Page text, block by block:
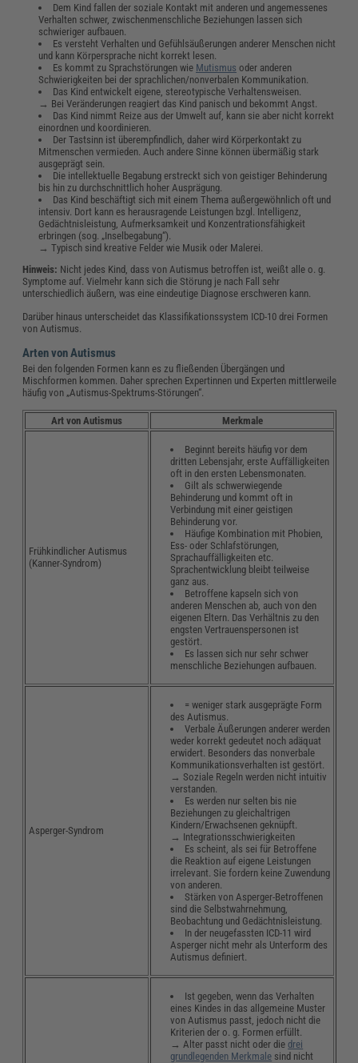
Dem Kind fallen der soziale Kontakt mit anderen und angemessenes
Verhalten schwer, zwischenmenschliche Beziehungen lassen sich
schwieriger aufbauen.
Es versteht Verhalten und Gefühlsäußerungen anderer Menschen nicht
und kann Körpersprache nicht korrekt lesen.
Es kommt zu Sprachstörungen wie Mutismus oder anderen
Schwierigkeiten bei der sprachlichen/nonverbalen Kommunikation.
Das Kind entwickelt eigene, stereotypische Verhaltensweisen.
→ Bei Veränderungen reagiert das Kind panisch und bekommt Angst.
Das Kind nimmt Reize aus der Umwelt auf, kann sie aber nicht korrekt
einordnen und koordinieren.
Der Tastsinn ist überempfindlich, daher wird Körperkontakt zu
Mitmenschen vermieden. Auch andere Sinne können übermäßig stark
ausgeprägt sein.
Die intellektuelle Begabung erstreckt sich von geistiger Behinderung
bis hin zu durchschnittlich hoher Ausprägung.
Das Kind beschäftigt sich mit einem Thema außergewöhnlich oft und
intensiv. Dort kann es herausragende Leistungen bzgl. Intelligenz,
Gedächtnisleistung, Aufmerksamkeit und Konzentrationsfähigkeit
erbringen (sog. „Inselbegabung“).
→ Typisch sind kreative Felder wie Musik oder Malerei.
Hinweis: Nicht jedes Kind, dass von Autismus betroffen ist, weißt alle o. g.
Symptome auf. Vielmehr kann sich die Störung je nach Fall sehr
unterschiedlich äußern, was eine eindeutige Diagnose erschweren kann.
Darüber hinaus unterscheidet das Klassifikationssystem ICD-10 drei Formen
von Autismus.
Arten von Autismus
Bei den folgenden Formen kann es zu fließenden Übergängen und
Mischformen kommen. Daher sprechen Expertinnen und Experten mittlerweile
häufig von „Autismus-Spektrums-Störungen“.
Art von Autismus Merkmale
Frühkindlicher Autismus
(Kanner-Syndrom)
Beginnt bereits häufig vor dem
dritten Lebensjahr, erste Auffälligkeiten
oft in den ersten Lebensmonaten.
Gilt als schwerwiegende
Behinderung und kommt oft in
Verbindung mit einer geistigen
Behinderung vor.
Häufige Kombination mit Phobien,
Ess- oder Schlafstörungen,
Sprachauffälligkeiten etc.
Sprachentwicklung bleibt teilweise
ganz aus.
Betroffene kapseln sich von
anderen Menschen ab, auch von den
eigenen Eltern. Das Verhältnis zu den
engsten Vertrauenspersonen ist
gestört.
Es lassen sich nur sehr schwer
menschliche Beziehungen aufbauen.
Asperger-Syndrom
= weniger stark ausgeprägte Form
des Autismus.
Verbale Äußerungen anderer werden
weder korrekt gedeutet noch adäquat
erwidert. Besonders das nonverbale
Kommunikationsverhalten ist gestört.
→ Soziale Regeln werden nicht intuitiv
verstanden.
Es werden nur selten bis nie
Beziehungen zu gleichaltrigen
Kindern/Erwachsenen geknüpft.
→ Integrationsschwierigkeiten
Es scheint, als sei für Betroffene
die Reaktion auf eigene Leistungen
irrelevant. Sie fordern keine Zuwendung
von anderen.
Stärken von Asperger-Betroffenen
sind die Selbstwahrnehmung,
Beobachtung und Gedächtnisleistung.
In der neugefassten ICD-11 wird
Asperger nicht mehr als Unterform des
Autismus definiert.
Ist gegeben, wenn das Verhalten
eines Kindes in das allgemeine Muster
von Autismus passt, jedoch nicht die
Kriterien der o. g. Formen erfüllt.
→ Alter passt nicht oder diedrei
grundlegenden Merkmale sind nicht